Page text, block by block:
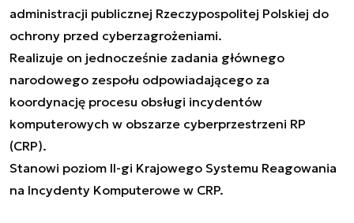
administracji publicznej Rzeczypospolitej Polskiej do
ochrony przed cyberzagrożeniami.
Realizuje on jednocześnie zadania głównego
narodowego zespołu odpowiadającego za
koordynację procesu obsługi incydentów
komputerowych w obszarze cyberprzestrzeni RP
(CRP).
Stanowi poziom II-gi Krajowego Systemu Reagowania
na Incydenty Komputerowe w CRP.